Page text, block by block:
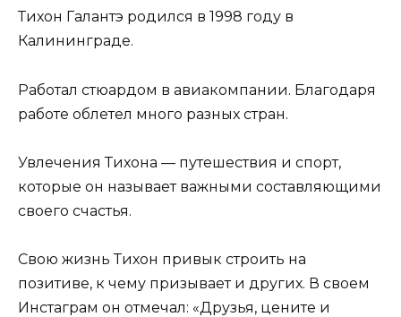
Тихон Галантэ родился в 1998 году в
Калининграде.
Работал стюардом в авиакомпании. Благодаря
работе облетел много разных стран.
Увлечения Тихона — путешествия и спорт,
которые он называет важными составляющими
своего счастья.
Свою жизнь Тихон привык строить на
позитиве, к чему призывает и других. В своем
Инстаграм он отмечал: «Друзья, цените и